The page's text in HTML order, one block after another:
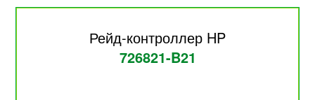
Рейд-контроллер HP
726821-B21